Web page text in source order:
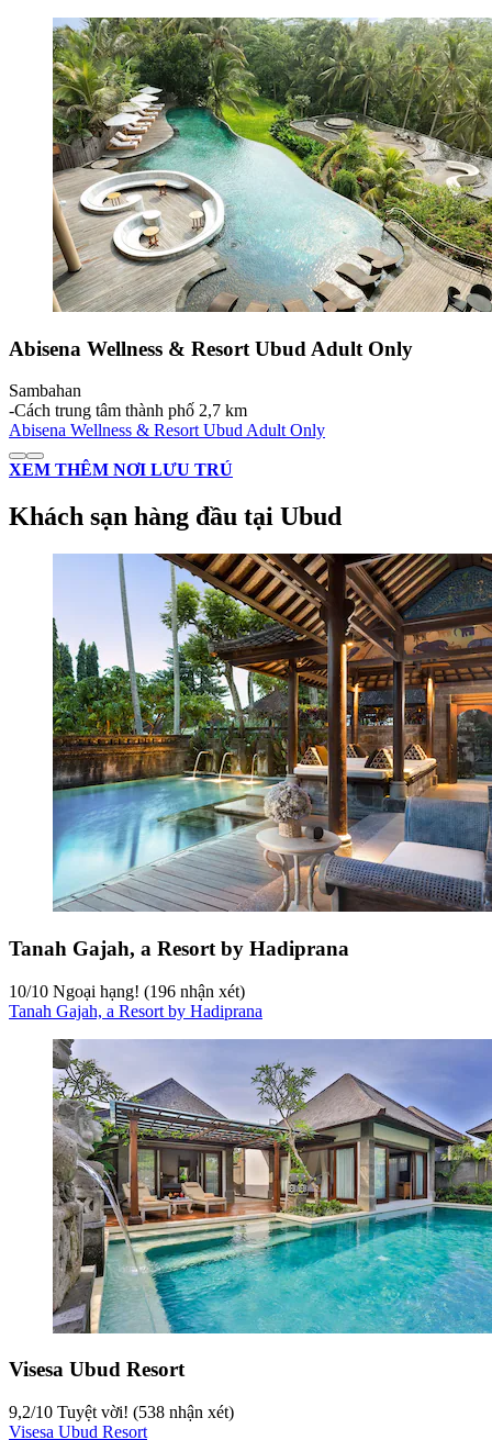
Abisena Wellness & Resort Ubud Adult Only
Sambahan
‐Cách trung tâm thành phố 2,7 km
Abisena Wellness & Resort Ubud Adult Only
XEM THÊM NƠI LƯU TRÚ
Khách sạn hàng đầu tại Ubud
Tanah Gajah, a Resort by Hadiprana
10/10 Ngoại hạng! (196 nhận xét)
Tanah Gajah, a Resort by Hadiprana
Visesa Ubud Resort
9,2/10 Tuyệt vời! (538 nhận xét)
Visesa Ubud Resort